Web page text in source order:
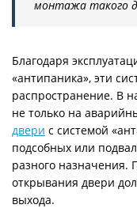
монтажа такого
Благодаря
«антипаника», эти
распространение. В
не только на
двери с системой
подсобных или
разного назначения.
открывания двери
выхода.